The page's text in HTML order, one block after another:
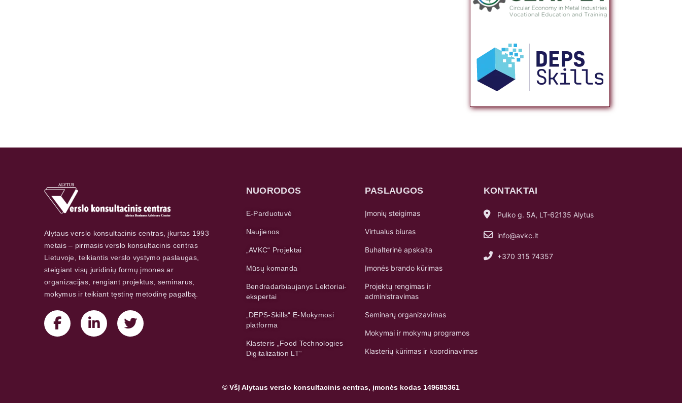
Alytaus verslo konsultacinis centras, įkurtas 1993
metais – pirmasis verslo konsultacinis centras
Lietuvoje, teikiantis verslo vystymo paslaugas,
steigiant visų juridinių formų įmones ar
organizacijas, rengiant projektus, seminarus,
mokymus ir teikiant tęstinę metodinę pagalbą.
NUORODOS
E-Parduotuvė
Naujienos
„AVKC“ Projektai
Mūsų komanda
Bendradarbiaujanys Lektoriai-
ekspertai
„DEPS-Skills“ E-Mokymosi
platforma
Klasteris „Food Technologies
Digitalization LT“
PASLAUGOS
Įmonių steigimas
Virtualus biuras
Buhalterinė apskaita
Įmonės brando kūrimas
Projektų rengimas ir
administravimas
Seminarų organizavimas
Mokymai ir mokymų programos
Klasterių kūrimas ir koordinavimas
KONTAKTAI
Pulko g. 5A, LT-62135 Alytus
info@avkc.lt
+370 315 74357
© VšĮ Alytaus verslo konsultacinis centras, įmonės kodas 149685361